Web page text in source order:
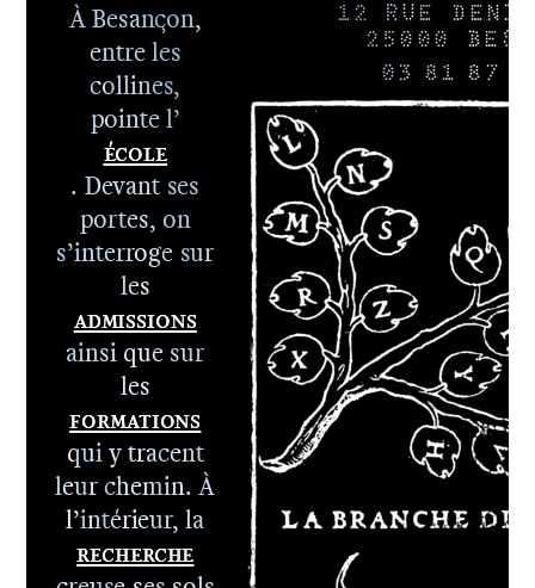
À Besançon,
entre les
collines,
pointe l’
École
. Devant ses
portes, on
s’interroge sur
les
Admissions
ainsi que sur
les
Formations
qui y tracent
leur chemin. À
l’intérieur, la
Recherche
12 RUE
25000
03 81 87